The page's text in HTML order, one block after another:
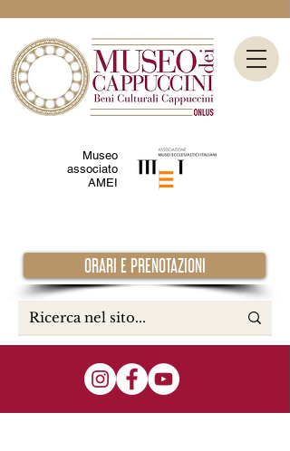
Museo
associato
AMEI
ORARI E PRENOTAZIONI